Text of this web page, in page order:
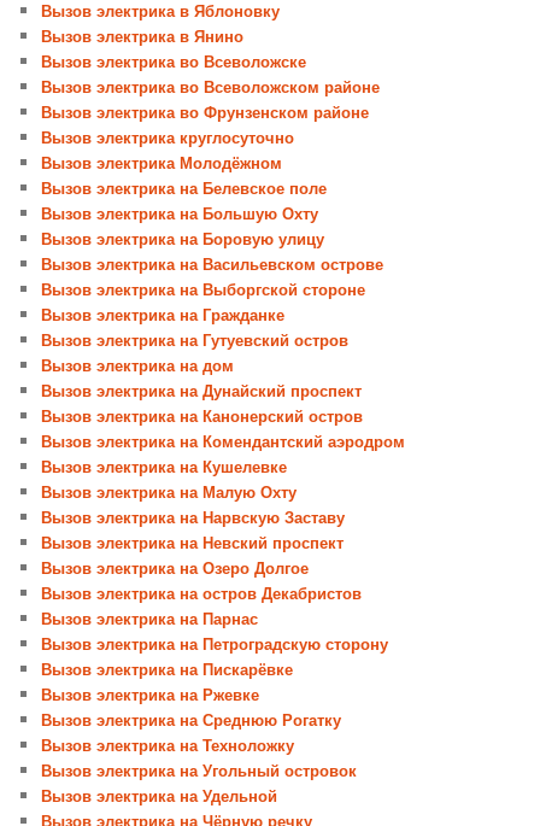
Вызов электрика в Яблоновку
Вызов электрика в Янино
Вызов электрика во Всеволожске
Вызов электрика во Всеволожском районе
Вызов электрика во Фрунзенском районе
Вызов электрика круглосуточно
Вызов электрика Молодёжном
Вызов электрика на Белевское поле
Вызов электрика на Большую Охту
Вызов электрика на Боровую улицу
Вызов электрика на Васильевском острове
Вызов электрика на Выборгской стороне
Вызов электрика на Гражданке
Вызов электрика на Гутуевский остров
Вызов электрика на дом
Вызов электрика на Дунайский проспект
Вызов электрика на Канонерский остров
Вызов электрика на Комендантский аэродром
Вызов электрика на Кушелевке
Вызов электрика на Малую Охту
Вызов электрика на Нарвскую Заставу
Вызов электрика на Невский проспект
Вызов электрика на Озеро Долгое
Вызов электрика на остров Декабристов
Вызов электрика на Парнас
Вызов электрика на Петроградскую сторону
Вызов электрика на Пискарёвке
Вызов электрика на Ржевке
Вызов электрика на Среднюю Рогатку
Вызов электрика на Техноложку
Вызов электрика на Угольный островок
Вызов электрика на Удельной
Вызов электрика на Чёрную речку